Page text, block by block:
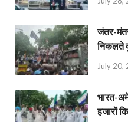
जंतर-
निकलते
July 20,
भारत-
हजारों